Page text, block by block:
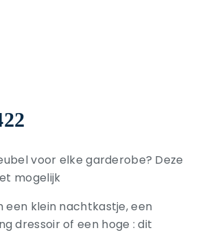
voor elke garderobe? Deze
mogelijk
een klein nachtkastje, een
dressoir of een hoge : dit